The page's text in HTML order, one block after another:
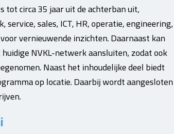
tot circa 35 jaar uit de achterban uit,
sales, ICT, HR, operatie, engineering,
vernieuwende inzichten. Daarnaast kan
NVKL-netwerk aansluiten, zodat ook
Naast het inhoudelijke deel biedt
op locatie. Daarbij wordt aangesloten